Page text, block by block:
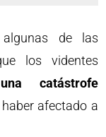
de las
los videntes
catástrofe
afectado a